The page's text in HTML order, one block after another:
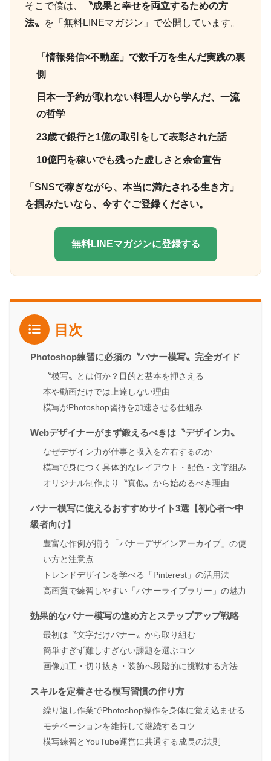
そこで僕は、
〝成果と幸せを両立するための方
法〟
を「無料LINEマガジン」で公開しています。
「情報発信×不動産」で数千万を生んだ実践の裏
側
日本一予約が取れない料理人から学んだ、一流
の哲学
23歳で銀行と1億の取引をして表彰された話
10億円を稼いでも残った虚しさと余命宣告
「SNSで稼ぎながら、本当に満たされる生き方」
を掴みたいなら、今すぐご登録ください。
無料LINEマガジンに登録する
目次
Photoshop練習に必須の〝バナー模写〟完全ガイド
〝模写〟とは何か？目的と基本を押さえる
本や動画だけでは上達しない理由
模写がPhotoshop習得を加速させる仕組み
Webデザイナーがまず鍛えるべきは〝デザイン力〟
なぜデザイン力が仕事と収入を左右するのか
模写で身につく具体的なレイアウト・配色・文字組み
オリジナル制作より〝真似〟から始めるべき理由
バナー模写に使えるおすすめサイト3選【初心者〜中
級者向け】
豊富な作例が揃う「バナーデザインアーカイブ」の使
い方と注意点
トレンドデザインを学べる「Pinterest」の活用法
高画質で練習しやすい「バナーライブラリー」の魅力
効果的なバナー模写の進め方とステップアップ戦略
最初は〝文字だけバナー〟から取り組む
簡単すぎず難しすぎない課題を選ぶコツ
画像加工・切り抜き・装飾へ段階的に挑戦する方法
スキルを定着させる模写習慣の作り方
繰り返し作業でPhotoshop操作を身体に覚え込ませる
モチベーションを維持して継続するコツ
模写練習とYouTube運営に共通する成長の法則